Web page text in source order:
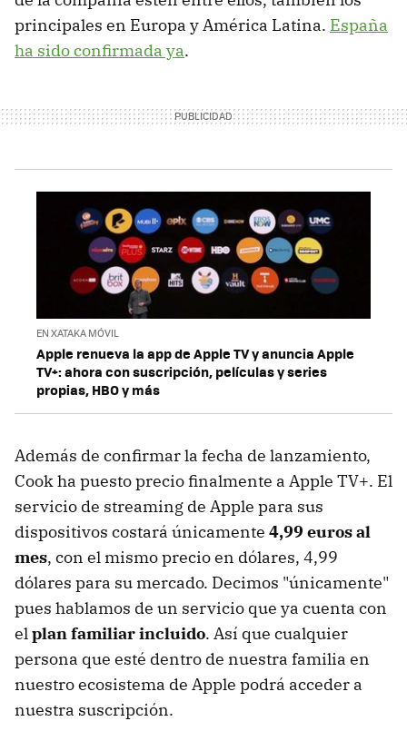
principales en Europa y América Latina. España
ha sido confirmada ya.
EN XATAKA MÓVIL
Apple renueva la app de Apple TV y anuncia Apple
TV+: ahora con suscripción, películas y series
propias, HBO y más
Además de confirmar la fecha de lanzamiento,
Cook ha puesto precio finalmente a Apple TV+. El
servicio de streaming de Apple para sus
dispositivos costará únicamente 4,99 euros al
mes, con el mismo precio en dólares, 4,99
dólares para su mercado. Decimos "únicamente"
pues hablamos de un servicio que ya cuenta con
elplan familiar incluido. Así que cualquier
persona que esté dentro de nuestra familia en
nuestro ecosistema de Apple podrá acceder a
nuestra suscripción.